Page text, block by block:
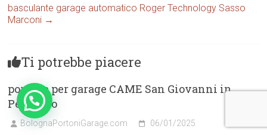
basculante garage automatico Roger Technology Sasso
Marconi →
Ti potrebbe piacere
portone per garage CAME San Giovanni in
Persiceto
BolognaPortoniGarage.com 06/01/2025